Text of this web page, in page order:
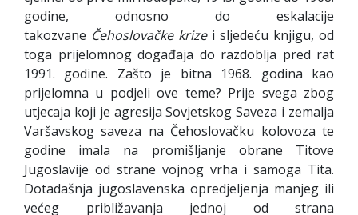
godine, odnosno do eskalacije
takozvane Čehoslovačke krizei sljedeću knjigu, od
toga prijelomnog događaja do razdoblja pred rat
1991. godine. Zašto je bitna 1968. godina kao
prijelomna u podjeli ove teme? Prije svega zbog
utjecaja koji je agresija Sovjetskog Saveza i zemalja
Varšavskog saveza na Čehoslovačku kolovoza te
godine imala na promišljanje obrane Titove
Jugoslavije od strane vojnog vrha i samoga Tita.
Dotadašnja jugoslavenska opredjeljenja manjeg ili
većeg približavanja jednoj od strana